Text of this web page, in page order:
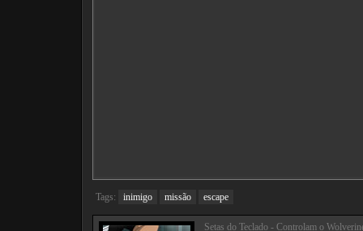
Tags: inimigo missão escape
Setas do Teclado - Controlam o